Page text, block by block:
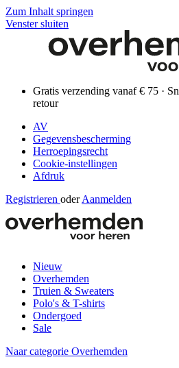
Zum Inhalt springen
Venster sluiten
Gratis verzending vanaf € 75 ·
retour
AV
Gegevensbescherming
Herroepingsrecht
Cookie-instellingen
Afdruk
Registrieren oder Aanmelden
Nieuw
Overhemden
Truien & Sweaters
Polo's & T-shirts
Ondergoed
Sale
Naar categorie Overhemden